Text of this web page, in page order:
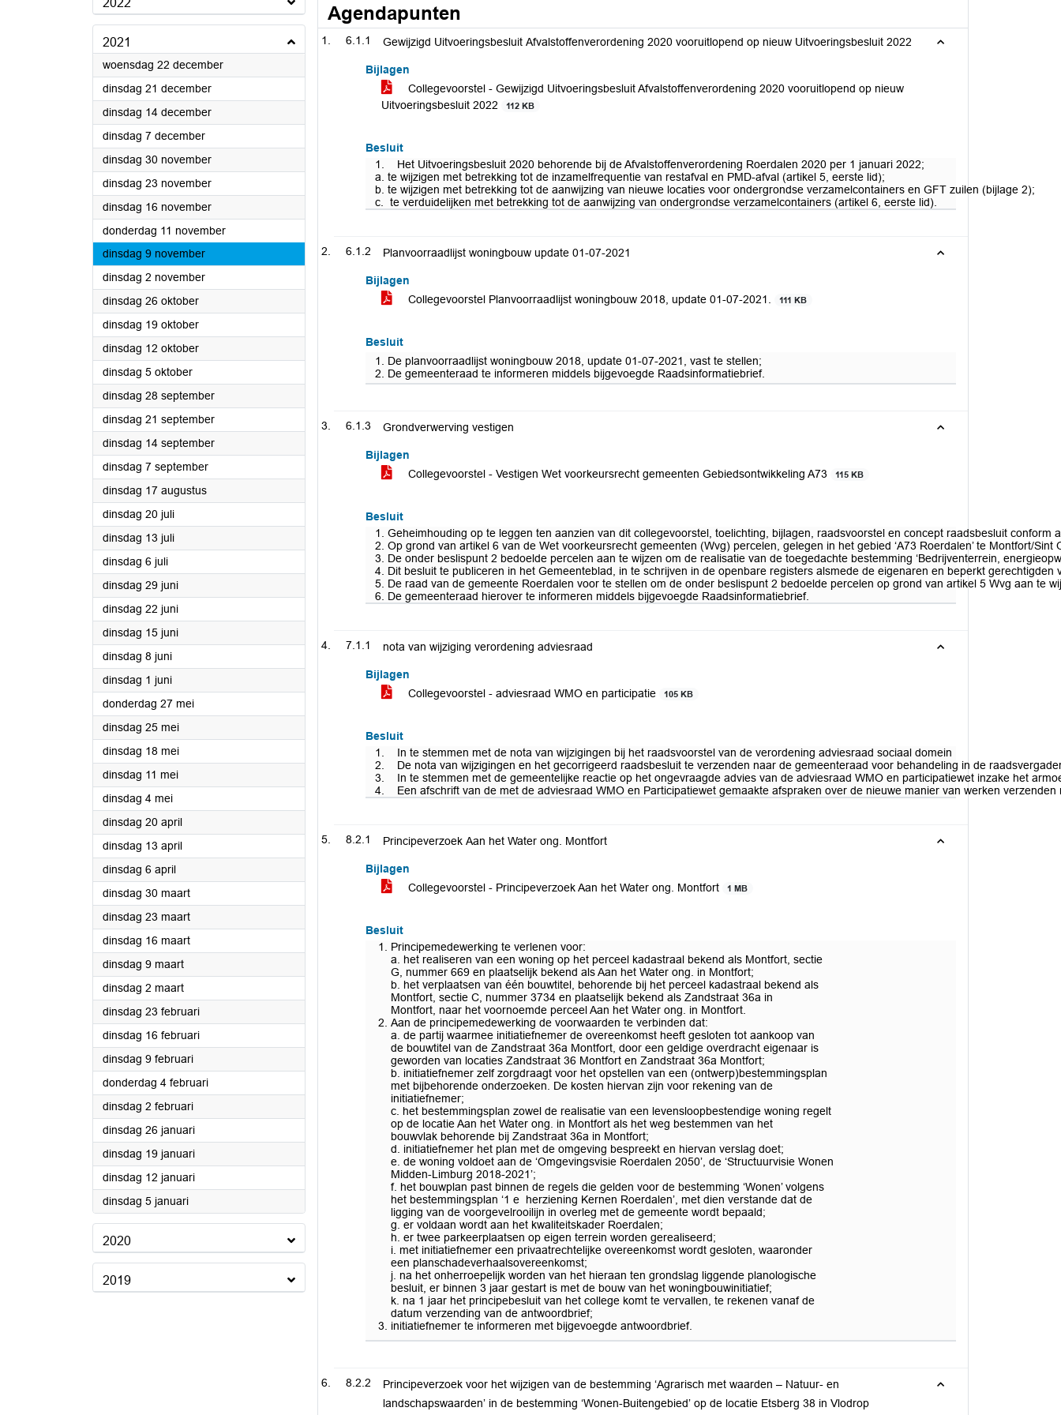
2022
2021
woensdag 22 december2021
dinsdag 21 december2021
dinsdag 14 december2021
dinsdag 7 december2021
dinsdag 30 november2021
dinsdag 23 november2021
dinsdag 16 november2021
donderdag 11 november2021
dinsdag 9 november2021
dinsdag 2 november2021
dinsdag 26 oktober2021
dinsdag 19 oktober2021
dinsdag 12 oktober2021
dinsdag 5 oktober2021
dinsdag 28 september2021
dinsdag 21 september2021
dinsdag 14 september2021
dinsdag 7 september2021
dinsdag 17 augustus2021
dinsdag 20 juli2021
dinsdag 13 juli2021
dinsdag 6 juli2021
dinsdag 29 juni2021
dinsdag 22 juni2021
dinsdag 15 juni2021
dinsdag 8 juni2021
dinsdag 1 juni2021
donderdag 27 mei2021
dinsdag 25 mei2021
dinsdag 18 mei2021
dinsdag 11 mei2021
dinsdag 4 mei2021
dinsdag 20 april2021
dinsdag 13 april2021
dinsdag 6 april2021
dinsdag 30 maart2021
dinsdag 23 maart2021
dinsdag 16 maart2021
dinsdag 9 maart2021
dinsdag 2 maart2021
dinsdag 23 februari2021
dinsdag 16 februari2021
dinsdag 9 februari2021
donderdag 4 februari2021
dinsdag 2 februari2021
dinsdag 26 januari2021
dinsdag 19 januari2021
dinsdag 12 januari2021
dinsdag 5 januari2021
2020
2019
Agendapunten
6.1.1 Gewijzigd Uitvoeringsbesluit Afvalstoffenverordening 2020 vooruitlopend op nieuw Uitvoeringsbesluit 2022
Bijlagen
Collegevoorstel - Gewijzigd Uitvoeringsbesluit Afvalstoffenverordening 2020 vooruitlopend op nieuw
Uitvoeringsbesluit 2022
112 KB
Besluit
1. Het Uitvoeringsbesluit 2020 behorende bij de Afvalstoffenverordening Roerdalen 2020 per 1 januari 2022;
a. te wijzigen met betrekking tot de inzamelfrequentie van restafval en PMD-afval (artikel 5, eerste lid);
b. te wijzigen met betrekking tot de aanwijzing van nieuwe locaties voor ondergrondse verzamelcontainers en GFT zuilen (bijlage 2);
c. te verduidelijken met betrekking tot de aanwijzing van ondergrondse verzamelcontainers (artikel 6, eerste lid).
6.1.2 Planvoorraadlijst woningbouw update 01-07-2021
Bijlagen
Collegevoorstel Planvoorraadlijst woningbouw 2018, update 01-07-2021.
111 KB
Besluit
1. De planvoorraadlijst woningbouw 2018, update 01-07-2021, vast te stellen;
2. De gemeenteraad te informeren middels bijgevoegde Raadsinformatiebrief.
6.1.3 Grondverwerving vestigen
Bijlagen
Collegevoorstel - Vestigen Wet voorkeursrecht gemeenten Gebiedsontwikkeling A73
115 KB
Besluit
1. Geheimhouding op te leggen ten aanzien van dit collegevoorstel, toelichting, bijlagen, raadsvoorstel en concept raadsbesluit
2. Op grond van artikel 6 van de Wet voorkeursrecht gemeenten (Wvg) percelen, gelegen in het gebied ‘A73 Roerdalen’ te Montfort/
3. De onder beslispunt 2 bedoelde percelen aan te wijzen om de realisatie van de toegedachte bestemming ‘Bedrijventerrein,
4. Dit besluit te publiceren in het Gemeenteblad, in te schrijven in de openbare registers alsmede de eigenaren en beperkt
5. De raad van de gemeente Roerdalen voor te stellen om de onder beslispunt 2 bedoelde percelen op grond van artikel 5 Wvg aan
6. De gemeenteraad hierover te informeren middels bijgevoegde Raadsinformatiebrief.
7.1.1 nota van wijziging verordening adviesraad
Bijlagen
Collegevoorstel - adviesraad WMO en participatie
105 KB
Besluit
1. In te stemmen met de nota van wijzigingen bij het raadsvoorstel van de verordening adviesraad sociaal domein
2. De nota van wijzigingen en het gecorrigeerd raadsbesluit te verzenden naar de gemeenteraad voor behandeling in de
3. In te stemmen met de gemeentelijke reactie op het ongevraagde advies van de adviesraad WMO en participatiewet inzake het
4. Een afschrift van de met de adviesraad WMO en Participatiewet gemaakte afspraken over de nieuwe manier van werken
8.2.1 Principeverzoek Aan het Water ong. Montfort
Bijlagen
Collegevoorstel - Principeverzoek Aan het Water ong. Montfort
1 MB
Besluit
Principemedewerking te verlenen voor:
a. het realiseren van een woning op het perceel kadastraal bekend als Montfort, sectie
G, nummer 669 en plaatselijk bekend als Aan het Water ong. in Montfort;
b. het verplaatsen van één bouwtitel, behorende bij het perceel kadastraal bekend als
Montfort, sectie C, nummer 3734 en plaatselijk bekend als Zandstraat 36a in
Montfort, naar het voornoemde perceel Aan het Water ong. in Montfort.
Aan de principemedewerking de voorwaarden te verbinden dat:
a. de partij waarmee initiatiefnemer de overeenkomst heeft gesloten tot aankoop van
de bouwtitel van de Zandstraat 36a Montfort, door een geldige overdracht eigenaar is
geworden van locaties Zandstraat 36 Montfort en Zandstraat 36a Montfort;
b. initiatiefnemer zelf zorgdraagt voor het opstellen van een (ontwerp)bestemmingsplan
met bijbehorende onderzoeken. De kosten hiervan zijn voor rekening van de
initiatiefnemer;
c. het bestemmingsplan zowel de realisatie van een levensloopbestendige woning regelt
op de locatie Aan het Water ong. in Montfort als het weg bestemmen van het
bouwvlak behorende bij Zandstraat 36a in Montfort;
d. initiatiefnemer het plan met de omgeving bespreekt en hiervan verslag doet;
e. de woning voldoet aan de ‘Omgevingsvisie Roerdalen 2050’, de ‘Structuurvisie Wonen
Midden-Limburg 2018-2021’;
f. het bouwplan past binnen de regels die gelden voor de bestemming ‘Wonen’ volgens
het bestemmingsplan ‘1 e herziening Kernen Roerdalen’, met dien verstande dat de
ligging van de voorgevelrooilijn in overleg met de gemeente wordt bepaald;
g. er voldaan wordt aan het kwaliteitskader Roerdalen;
h. er twee parkeerplaatsen op eigen terrein worden gerealiseerd;
i. met initiatiefnemer een privaatrechtelijke overeenkomst wordt gesloten, waaronder
een planschadeverhaalsovereenkomst;
j. na het onherroepelijk worden van het hieraan ten grondslag liggende planologische
besluit, er binnen 3 jaar gestart is met de bouw van het woningbouwinitiatief;
k. na 1 jaar het principebesluit van het college komt te vervallen, te rekenen vanaf de
datum verzending van de antwoordbrief;
initiatiefnemer te informeren met bijgevoegde antwoordbrief.
8.2.2
Principeverzoek voor het wijzigen van de bestemming ‘Agrarisch met waarden – Natuur- en
landschapswaarden’ in de bestemming ‘Wonen-Buitengebied’ op de locatie Etsberg 38 in Vlodrop